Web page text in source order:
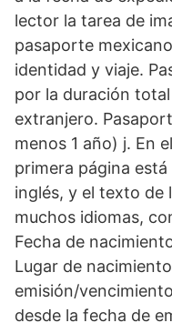
lector la tarea de
pasaporte
identidad y viaje.
por la duración
extranjero.
menos 1 año) j. En
primera página
inglés, y el texto de
muchos idiomas,
Fecha de
Lugar de
emisión/
desde la fecha de